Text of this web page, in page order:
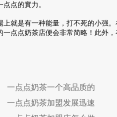
点的實力。
是有一种能量，打不死的小强。
点点奶茶店便会非常简略！此外
一点点奶茶一个高品质的
一点点奶茶加盟发展迅速